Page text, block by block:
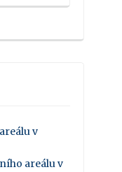
v
areálu v